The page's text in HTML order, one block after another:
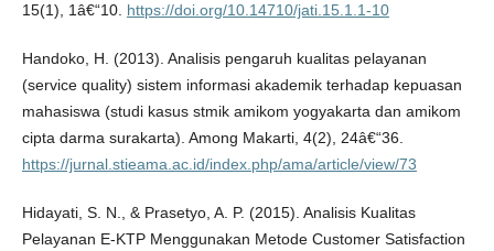
15(1), 1â€“10. https://doi.org/10.14710/jati.15.1.1-10
Handoko, H. (2013). Analisis pengaruh kualitas pelayanan
(service quality) sistem informasi akademik terhadap kepuasan
mahasiswa (studi kasus stmik amikom yogyakarta dan amikom
cipta darma surakarta). Among Makarti, 4(2), 24â€“36.
https://jurnal.stieama.ac.id/index.php/ama/article/view/73
Hidayati, S. N., & Prasetyo, A. P. (2015). Analisis Kualitas
Pelayanan E-KTP Menggunakan Metode Customer Satisfaction